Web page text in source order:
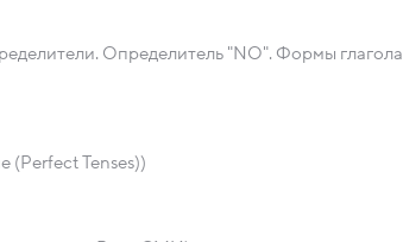
Определитель "NO". Формы глагола
(Perfect Tenses))